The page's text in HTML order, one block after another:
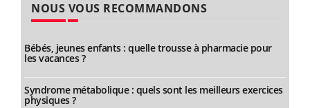
NOUS VOUS RECOMMANDONS
Bébés, jeunes enfants : quelle trousse à pharmacie pour
les vacances ?
Syndrome métabolique : quels sont les meilleurs exercices
physiques ?